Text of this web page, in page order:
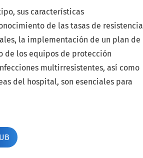
sus características
de las tasas de resistencia
la implementación de un plan de
de los equipos de protección
multirresistentes, así como
del hospital, son esenciales para